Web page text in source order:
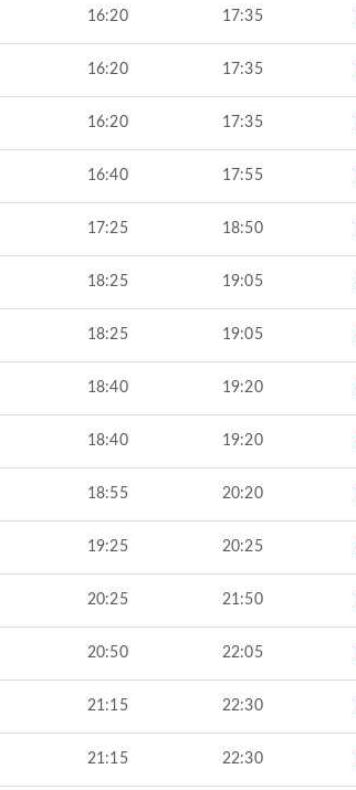
16:20 17:35
16:20 17:35
16:20 17:35
16:40 17:55
17:25 18:50
18:25 19:05
18:25 19:05
18:40 19:20
18:40 19:20
18:55 20:20
19:25 20:25
20:25 21:50
20:50 22:05
21:15 22:30
21:15 22:30